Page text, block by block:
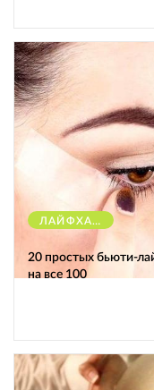
ЛАЙФХАКИ
20 простых бьюти-
на все 100